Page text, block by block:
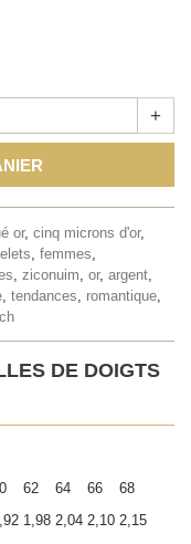
+
or, cinq microns d'or,
femmes
ziconuim or, argent
tendances romantique
DE DOIGTS
62 64 66
68
1,98 2,04 2,10 2,15